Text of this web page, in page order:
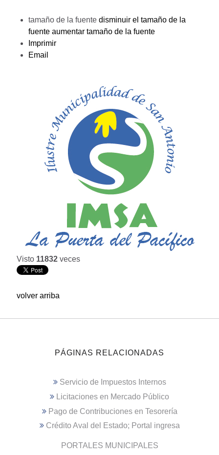
tamaño de la fuente disminuir el tamaño de la
fuente aumentar tamaño de la fuente
Imprimir
Email
Visto 11832 veces
volver arriba
PÁGINAS RELACIONADAS
Servicio de Impuestos Internos
Licitaciones en Mercado Público
Pago de Contribuciones en Tesorería
Crédito Aval del Estado; Portal ingresa
PORTALES MUNICIPALES